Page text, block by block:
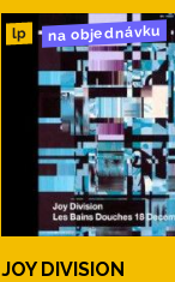
lp na objednávku
JOY DIVISION